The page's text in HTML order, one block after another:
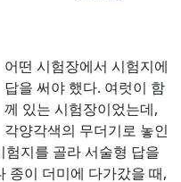
어떤 시험장에서 시험지에
답을 써야 했다. 여럿이 함
께 있는 시험장이었는데,
각양각색의 무더기로 놓인
지를 골라 서술형 답을
종이 더미에 다가갔을 때,